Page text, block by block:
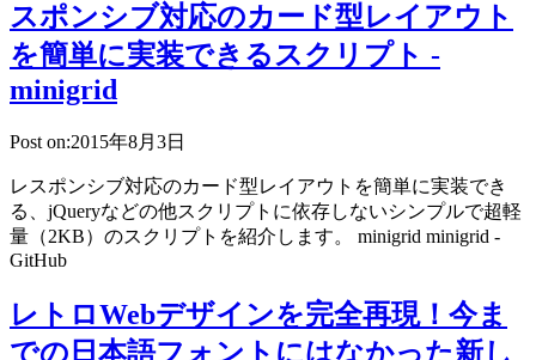
スポンシブ対応のカード型レイアウト
を簡単に実装できるスクリプト -
minigrid
Post on:2015年8月3日
レスポンシブ対応のカード型レイアウトを簡単に実装でき
る、jQueryなどの他スクリプトに依存しないシンプルで超軽
量（2KB）のスクリプトを紹介します。 minigrid minigrid -
GitHub
レトロWebデザインを完全再現！今ま
での日本語フォントにはなかった新し